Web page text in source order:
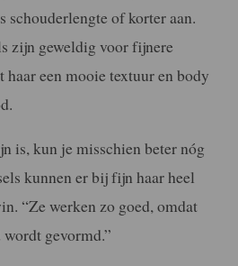
schouderlengte of korter aan.
zijn geweldig voor fijnere
haar een mooie textuur en body
is, kun je misschien beter nóg
kunnen er bij fijn haar heel
“Ze werken zo goed, omdat
gevormd.”